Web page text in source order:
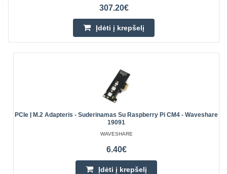
307.20€
Įdėti į krepšelį
PCIe Į M.2 Adapteris - Suderinamas Su Raspberry Pi CM4 - Waveshare
19091
WAVESHARE
6.40€
Įdėti į krepšelį